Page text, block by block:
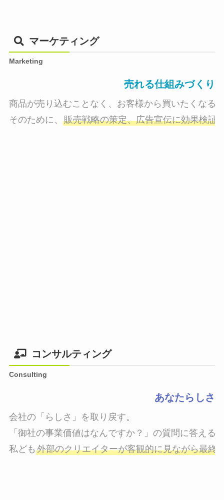
マーケティング
Marketing
売れる仕組みづくり
商品が売り込むことなく、お客様から買いたくなる
そのために、 販売戦略の策定、広告宣伝に効果検証
コンサルティング
Consulting
あなたらしさ
会社の「らしさ」を取り戻す。
「御社の事業価値はなんですか？」の質問に答える
私ども 外部のクリエイターが客観的に見ながら最終